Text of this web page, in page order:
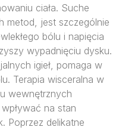
ciała. Suche
metod, jest szczególnie
bólu i napięcia
wypadnięciu dysku.
igieł, pomaga w
Terapia wisceralna w
wewnętrznych
na stan
Poprzez delikatne